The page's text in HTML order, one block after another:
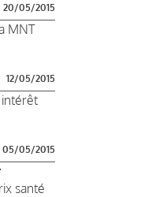
20/05/2015
MNT
12/05/2015
intérêt
05/05/2015
santé